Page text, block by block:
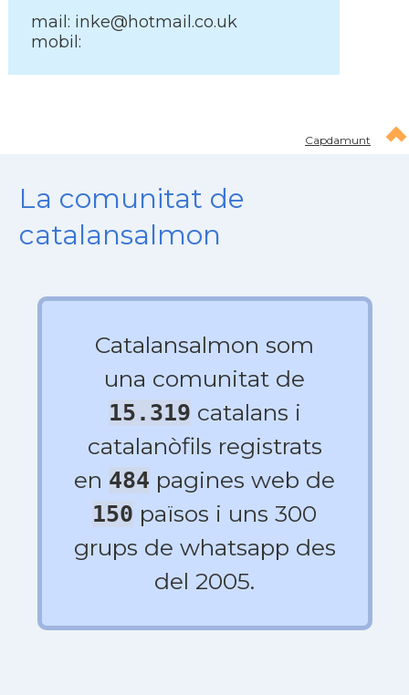
mail: inke@hotmail.co.uk
mobil:
Capdamunt
La comunitat de
catalansalmon
Catalansalmon som
una comunitat de
15.319 catalans i
catalanòfils registrats
en 484 pagines web de
150 països i uns 300
grups de whatsapp des
del 2005.